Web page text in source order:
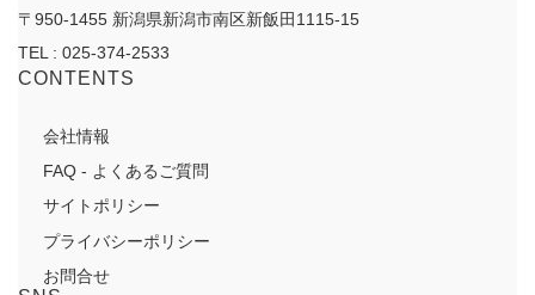
〒950-1455 新潟県新潟市南区新飯田1115-15
TEL : 025-374-2533
CONTENTS
会社情報
FAQ - よくあるご質問
サイトポリシー
プライバシーポリシー
お問合せ